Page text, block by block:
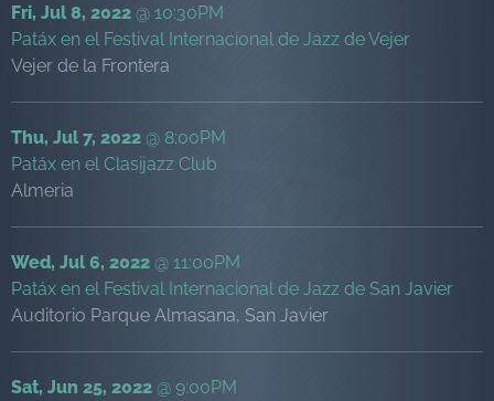
Fri, Jul 8, 2022 @ 10:30PM
Patáx en el Festival Internacional de Jazz de Vejer
Vejer de la Frontera
Thu, Jul 7, 2022 @ 8:00PM
Patáx en el Clasijazz Club
Almeria
Wed, Jul 6, 2022 @ 11:00PM
Patáx en el Festival Internacional de Jazz de San Javier
Auditorio Parque Almasana, San Javier
Sat, Jun 25, 2022 @ 9:00PM